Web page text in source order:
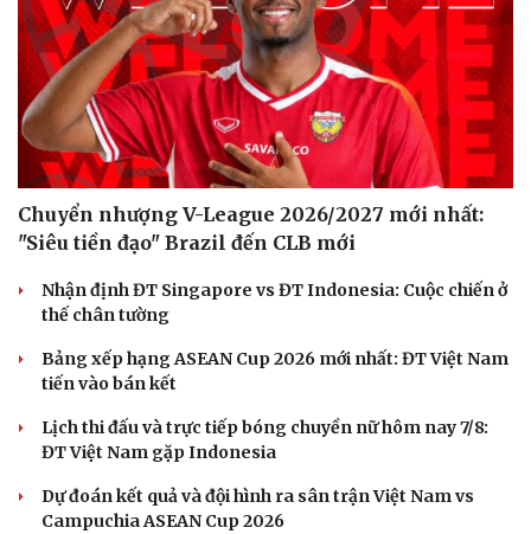
Chuyển nhượng V-League 2026/2027 mới nhất:
"Siêu tiền đạo" Brazil đến CLB mới
Nhận định ĐT Singapore vs ĐT Indonesia: Cuộc chiến ở
thế chân tường
Bảng xếp hạng ASEAN Cup 2026 mới nhất: ĐT Việt Nam
tiến vào bán kết
Lịch thi đấu và trực tiếp bóng chuyền nữ hôm nay 7/8:
ĐT Việt Nam gặp Indonesia
Dự đoán kết quả và đội hình ra sân trận Việt Nam vs
Campuchia ASEAN Cup 2026